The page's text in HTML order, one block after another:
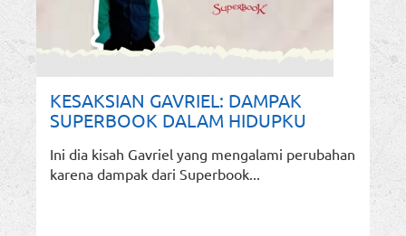
KESAKSIAN GAVRIEL: DAMPAK
SUPERBOOK DALAM HIDUPKU
Ini dia kisah Gavriel yang mengalami perubahan
karena dampak dari Superbook...